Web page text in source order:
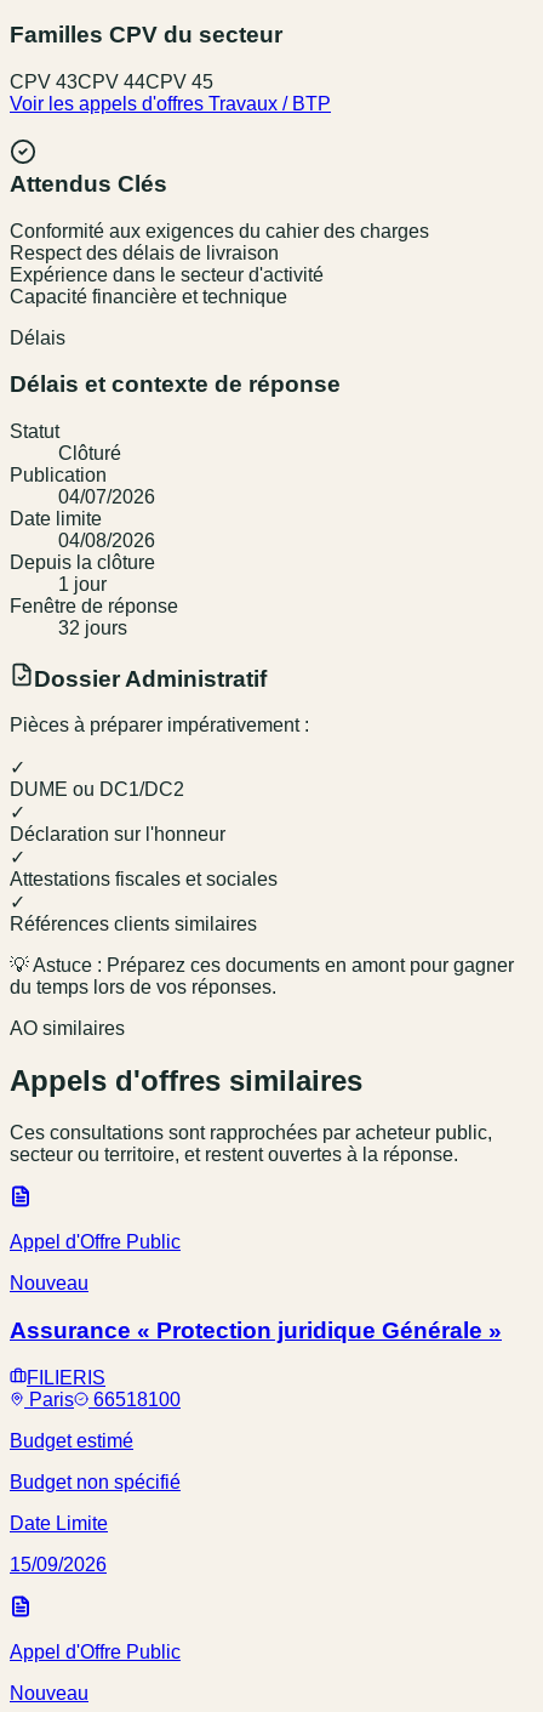
Familles CPV du secteur
CPV 43CPV 44CPV 45
Voir les appels d'offres Travaux / BTP
Attendus Clés
Conformité aux exigences du cahier des charges
Respect des délais de livraison
Expérience dans le secteur d'activité
Capacité financière et technique
Délais
Délais et contexte de réponse
Statut
Clôturé
Publication
04/07/2026
Date limite
04/08/2026
Depuis la clôture
1 jour
Fenêtre de réponse
32 jours
Dossier Administratif
Pièces à préparer impérativement :
✓
DUME ou DC1/DC2
✓
Déclaration sur l'honneur
✓
Attestations fiscales et sociales
✓
Références clients similaires
💡 Astuce : Préparez ces documents en amont pour gagner
du temps lors de vos réponses.
AO similaires
Appels d'offres similaires
Ces consultations sont rapprochées par acheteur public,
secteur ou territoire, et restent ouvertes à la réponse.
Appel d'Offre Public
Nouveau
Assurance « Protection juridique Générale »
FILIERIS
Paris
66518100
Budget estimé
Budget non spécifié
Date Limite
15/09/2026
Appel d'Offre Public
Nouveau